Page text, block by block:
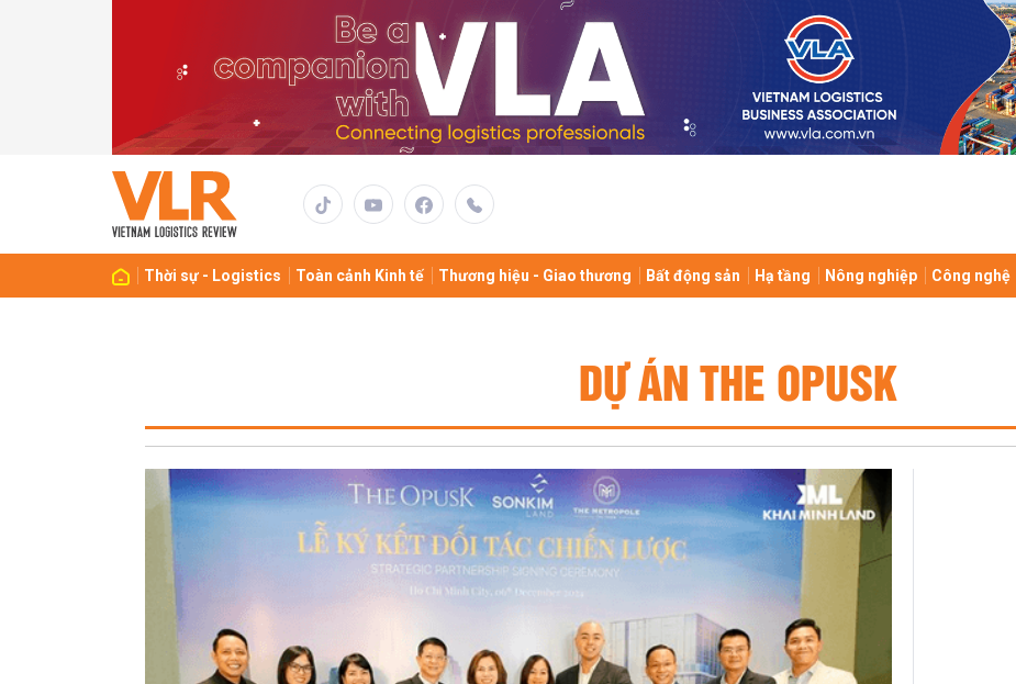
Thời sự - Logistics Toàn cảnh Kinh tế Thương hiệu - Giao thương Bất động sản Hạ tầng Nông nghiệp Công nghệ
DỰ ÁN THE OPUSK